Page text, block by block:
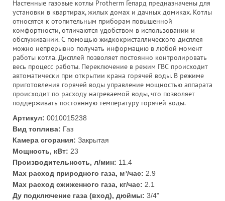
Настенные газовые котлы Protherm Гепард предназначены для
установки в квартирах, жилых домах и дачных домиках. Котлы
относятся к отопительным приборам повышенной
комфортности, отличаются удобством в использовании и
обслуживании. С помощью жидкокристаллического дисплея
можно непрерывно получать информацию в любой момент
работы котла. Дисплей позволяет постоянно контролировать
весь процесс работы. Переключение в режим ГВС происходит
автоматически при открытии крана горячей воды. В режиме
приготовления горячей воды управление мощностью аппарата
происходит по расходу нагреваемой воды, что позволяет
поддерживать постоянную температуру горячей воды.
Артикул: 0010015238
Вид топлива: Газ
Камера сгорания: Закрытая
Мощность, кВт: 23
Производительность, л/мин: 11.4
Max расход природного газа, м³/час: 2.9
Max расход сжиженного газа, кг/час: 2.1
Ду подключение газа (вход), дюймы: 3/4"